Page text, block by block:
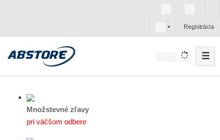
s
k
Registrácia
☰
Množstevné zľavy
pri väčšom odbere